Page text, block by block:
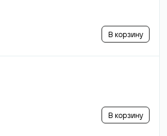
В корзину
В корзину